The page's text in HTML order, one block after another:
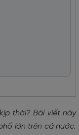
thời? Bài viết này
lớn trên cả nước.